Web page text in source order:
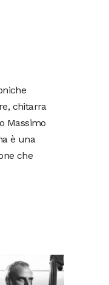
chitarra
Massimo
è una
che